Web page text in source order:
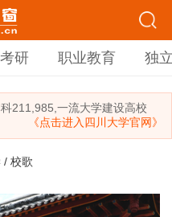
考研 职业教育 独
211,985,一流大学建设高校
《点击进入四川大学官网》
/ 校歌